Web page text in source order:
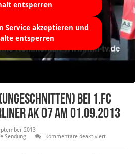
entsperren
Service akzeptieren und
entsperren
bei 1.FC
AK 07 am 01.09.2013
2013
Sendung Kommentare deaktiviertfür